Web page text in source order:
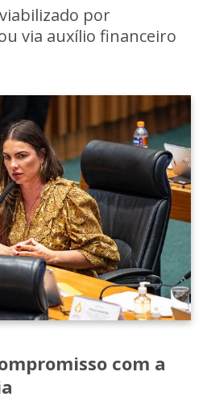
por
via auxílio financeiro
com a